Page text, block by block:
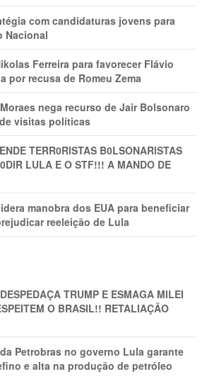
com candidaturas jovens para
Nacional
Ferreira para favorecer Flávio
por recusa de Romeu Zema
nega recurso de Jair Bolsonaro
visitas políticas
TERR0RlSTAS B0LSONARlSTAS
LULA E O STF!!! A MANDO DE
manobra dos EUA para beneficiar
reeleição de Lula
TRUMP E ESMAGA MILEI
O BRASIL!! RETALIAÇÃO
Petrobras no governo Lula garante
e alta na produção de petróleo